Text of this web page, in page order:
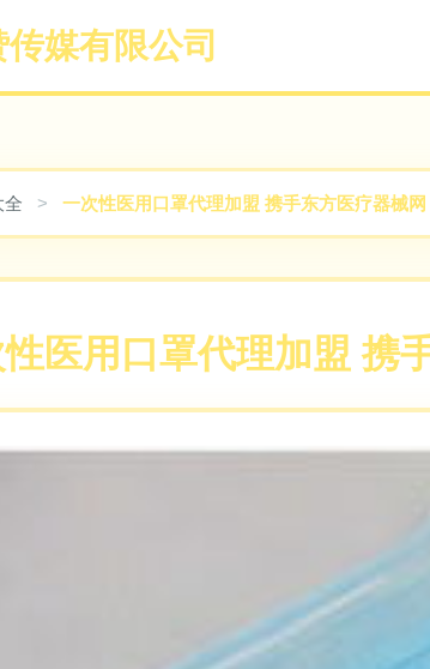
媒有限公司
全 > 一次性医用口罩代理加盟 携手东方医疗器械
医用口罩代理加盟 携